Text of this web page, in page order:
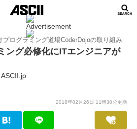
ログラミング道場CoderDojoの取り組み
ング必修化にITエンジニアが
2018年02月26日 11時30分更新